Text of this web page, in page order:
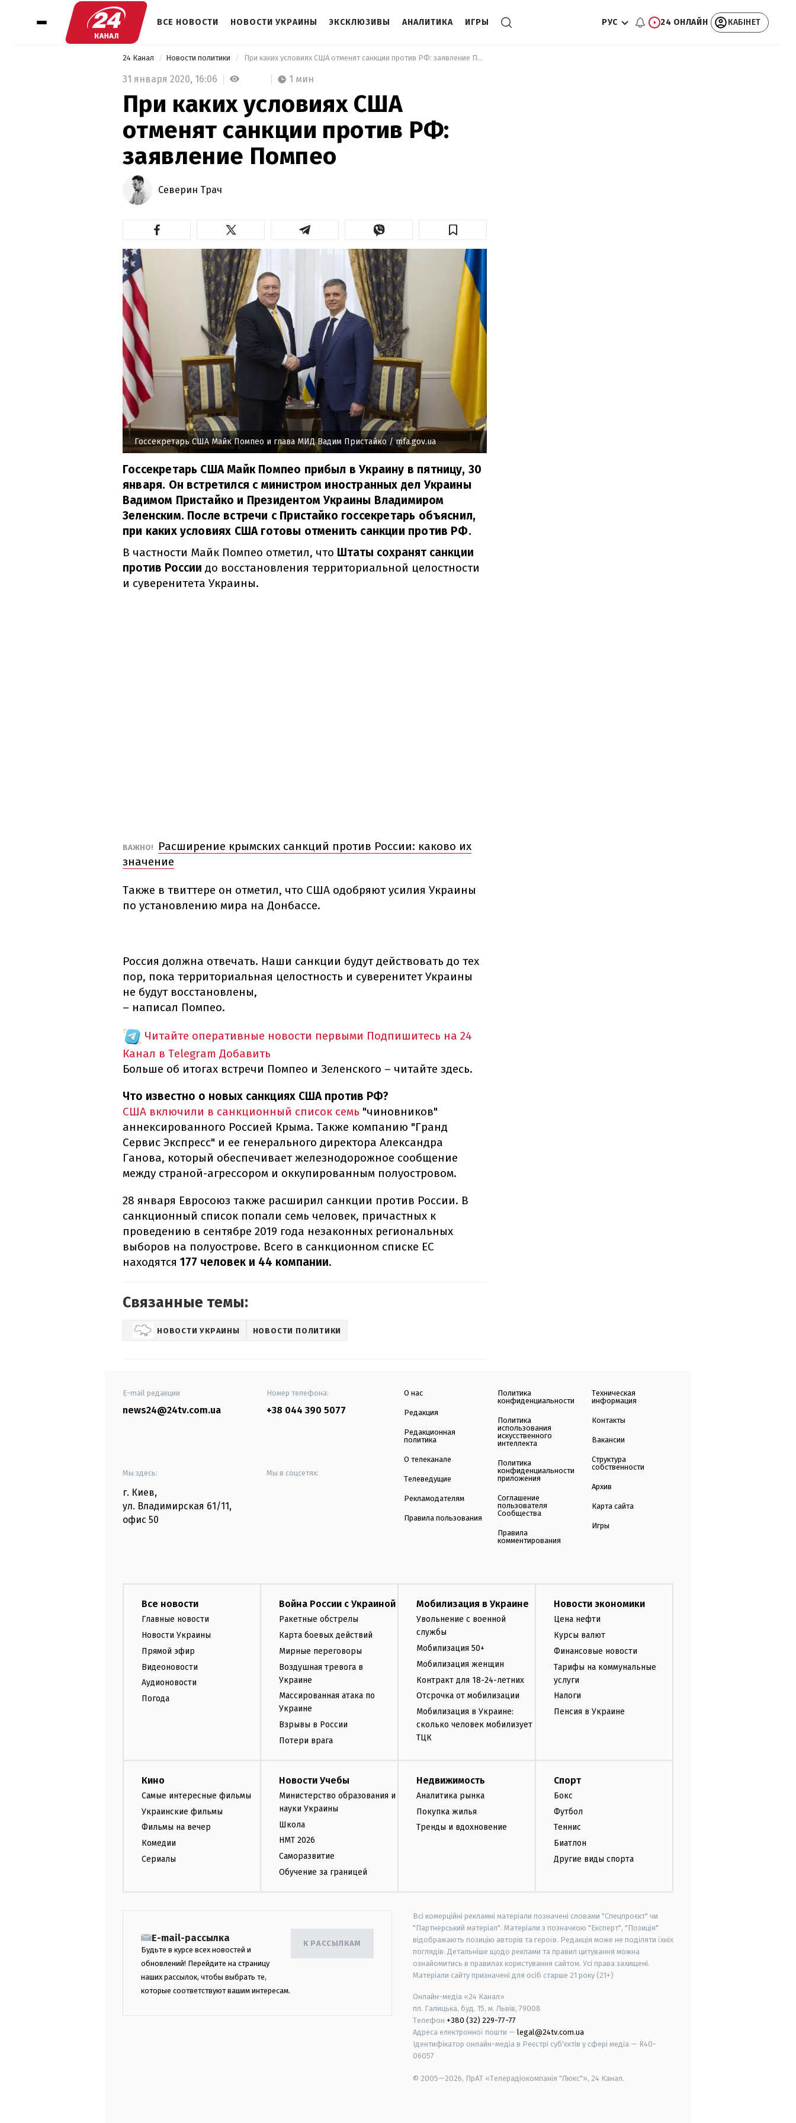
ВСЕ НОВОСТИ НОВОСТИ УКРАИНЫ ЭКСКЛЮЗИВЫ АНАЛИТИКА ИГРЫ РУС 24 ОНЛАЙН КАБІНЕТ
24 Канал Новости политики При каких условиях США отменят санкции против РФ: заявление Помпео
31 января 2020, 16:06 1 мин
При каких условиях США
отменят санкции против РФ:
заявление Помпео
Северин Трач
Госсекретарь США Майк Помпео и глава МИД Вадим Пристайко/ mfa.gov.ua
Госсекретарь США Майк Помпео прибыл в Украину в пятницу, 30
января. Он встретился с министром иностранных дел Украины
Вадимом Пристайко и Президентом Украины Владимиром
Зеленским. После встречи с Пристайко госсекретарь объяснил,
при каких условиях США готовы отменить санкции против РФ.
В частности Майк Помпео отметил, что Штаты сохранят санкции
против России до восстановления территориальной целостности
и суверенитета Украины.
ВАЖНО!
Расширение крымских санкций против России: каково их
значение
Также в твиттере он отметил, что США одобряют усилия Украины
по установлению мира на Донбассе.
Россия должна отвечать. Наши санкции будут действовать до тех
пор, пока территориальная целостность и суверенитет Украины
не будут восстановлены,
– написал Помпео.
Читайте оперативные новости первыми Подпишитесь на 24
Канал в Telegram Добавить
Больше об итогах встречи Помпео и Зеленского – читайте здесь.
Что известно о новых санкциях США против РФ?
США включили в санкционный список семь "чиновников"
аннексированного Россией Крыма. Также компанию "Гранд
Сервис Экспресс" и ее генерального директора Александра
Ганова, который обеспечивает железнодорожное сообщение
между страной-агрессором и оккупированным полуостровом.
28 января Евросоюз также расширил санкции против России. В
санкционный список попали семь человек, причастных к
проведению в сентябре 2019 года незаконных региональных
выборов на полуострове. Всего в санкционном списке ЕС
находятся 177 человек и 44 компании.
Связанные темы:
НОВОСТИ УКРАИНЫ НОВОСТИ ПОЛИТИКИ
E-mail редакции
news24@24tv.com.ua
Номер телефона:
+38 044 390 5077
Мы здесь:
г. Киев,
ул. Владимирская 61/11,
офис 50
Мы в соцсетях:
О нас
Редакция
Редакционная
политика
О телеканале
Телеведущие
Рекламодателям
Правила пользования
Политика
конфиденциальности
Политика
использования
искусственного
интеллекта
Политика
конфиденциальности
приложения
Соглашение
пользователя
Сообщества
Правила
комментирования
Техническая
информация
Контакты
Вакансии
Структура
собственности
Архив
Карта сайта
Игры
Все новости
Главные новости
Новости Украины
Прямой эфир
Видеоновости
Аудионовости
Погода
Война России с Украиной
Ракетные обстрелы
Карта боевых действий
Мирные переговоры
Воздушная тревога в
Украине
Массированная атака по
Украине
Взрывы в России
Потери врага
Мобилизация в Украине
Увольнение с военной
службы
Мобилизация 50+
Мобилизация женщин
Контракт для 18-24-летних
Отсрочка от мобилизации
Мобилизация в Украине:
сколько человек мобилизует
ТЦК
Новости экономики
Цена нефти
Курсы валют
Финансовые новости
Тарифы на коммунальные
услуги
Налоги
Пенсия в Украине
Кино
Самые интересные фильмы
Украинские фильмы
Фильмы на вечер
Комедии
Сериалы
Новости Учебы
Министерство образования и
науки Украины
Школа
НМТ 2026
Саморазвитие
Обучение за границей
Недвижимость
Аналитика рынка
Покупка жилья
Тренды и вдохновение
Спорт
Бокс
Футбол
Теннис
Биатлон
Другие виды спорта
E-mail-рассылка
Будьте в курсе всех новостей и
обновлений! Перейдите на страницу
наших рассылок, чтобы выбрать те,
которые соответствуют вашим интересам.
К РАССЫЛКАМ
Всі комерційні рекламні матеріали позначені словами "Спецпроєкт" чи
"Партнерський матеріал". Матеріали з позначкою "Експерт", "Позиція"
відображають позицію авторів та героїв. Редакція може не поділяти їхніх
поглядів. Детальніше щодо реклами та правил цитування можна
ознайомитись в правилах користування сайтом. Усі права захищені.
Матеріали сайту призначені для осіб старше 21 року (21+)
Онлайн-медіа «24 Канал»
пл. Галицька, буд. 15, м. Львів, 79008
Телефон +380 (32) 229-77-77
Адреса електронної пошти — legal@24tv.com.ua
Ідентифікатор онлайн-медіа в Реєстрі суб'єктів у сфері медіа — R40-
06057
© 2005—2026, ПрАТ «Телерадіокомпанія "Люкс"», 24 Канал.